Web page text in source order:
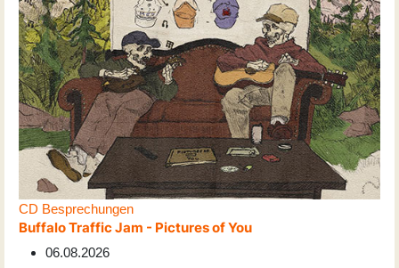
CD Besprechungen
Buffalo Traffic Jam - Pictures of You
06.08.2026